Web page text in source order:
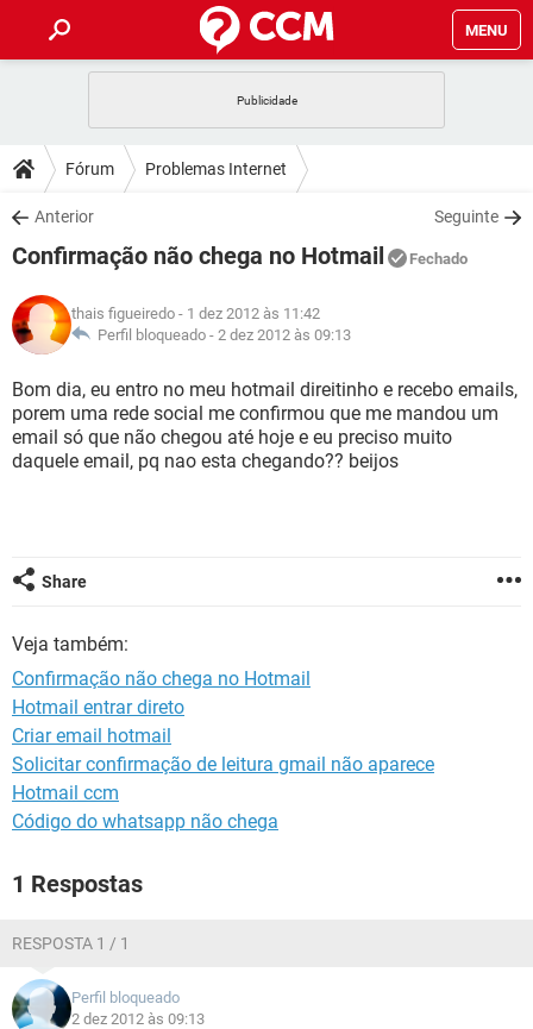
MENU
CELULAR FACEBOOK
OUTLOOK
INSTAGRAM GMAIL
GUIA DE COMPRAS
DICAS
JOGOS WHATSAPP
INSTAGRAM GMAIL
GUIA DE COMPRAS
DOWNLOADS
JOGOS WHATSAPP
CELULAR
OUTLOOK EXCEL
INSTAGRAM GMAIL
GUIA DE COMPRAS
JOGOS WHATSAPP
CELULAR
OUTLOOK EXCEL
INSTAGRAM GMAIL
GLOSSÁRIO
JOGOS WHATSAPP
CELULAR FACEBOOK
OUTLOOK EXCEL
Fórum Problemas Internet
Anterior Seguinte
Confirmação não chega no Hotmail Fechado
thais figueiredo - 1 dez 2012 às 11:42
Perfil bloqueado - 2 dez 2012 às 09:13
Bom dia, eu entro no meu hotmail direitinho e recebo emails,
porem uma rede social me confirmou que me mandou um
email só que não chegou até hoje e eu preciso muito
daquele email, pq nao esta chegando?? beijos
Share
Veja também:
Confirmação não chega no Hotmail
Hotmail entrar direto
Criar email hotmail
Solicitar confirmação de leitura gmail não aparece
Hotmail ccm
Código do whatsapp não chega
1 Respostas
RESPOSTA 1 / 1
Perfil bloqueado
2 dez 2012 às 09:13